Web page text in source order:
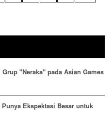
"Neraka" pada Asian Games
Ekspektasi Besar untuk